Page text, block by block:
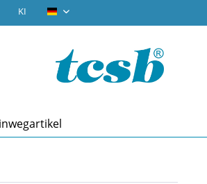
KI tcsb.de